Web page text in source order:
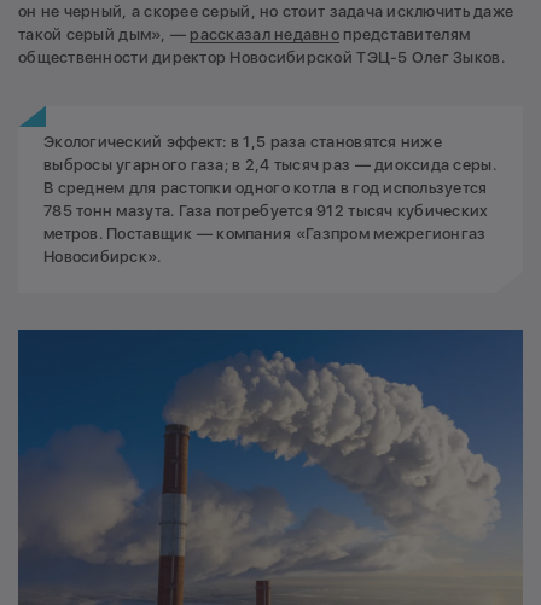
он не черный, а скорее серый, но стоит задача исключить даже
такой серый дым», — рассказал недавно представителям
общественности директор Новосибирской ТЭЦ-5 Олег Зыков.
Экологический эффект: в 1,5 раза становятся ниже
выбросы угарного газа; в 2,4 тысяч раз — диоксида серы.
В среднем для растопки одного котла в год используется
785 тонн мазута. Газа потребуется 912 тысяч кубических
метров. Поставщик — компания «Газпром межрегионгаз
Новосибирск».